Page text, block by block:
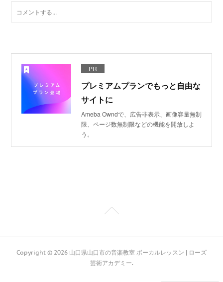
PR
プレミアムプランでもっと自由な
サイトに
Ameba Owndで、広告非表示、画像容量無制
限、ページ数無制限などの機能を開放しよ
う。
Copyright © 2026 山口県山口市の音楽教室 ボーカルレッスン | ローズ
芸術アカデミー.